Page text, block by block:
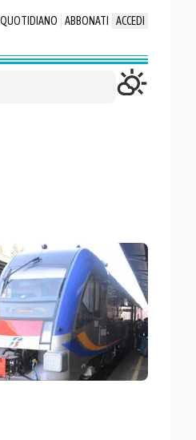
QUOTIDIANO ABBONATI ACCEDI